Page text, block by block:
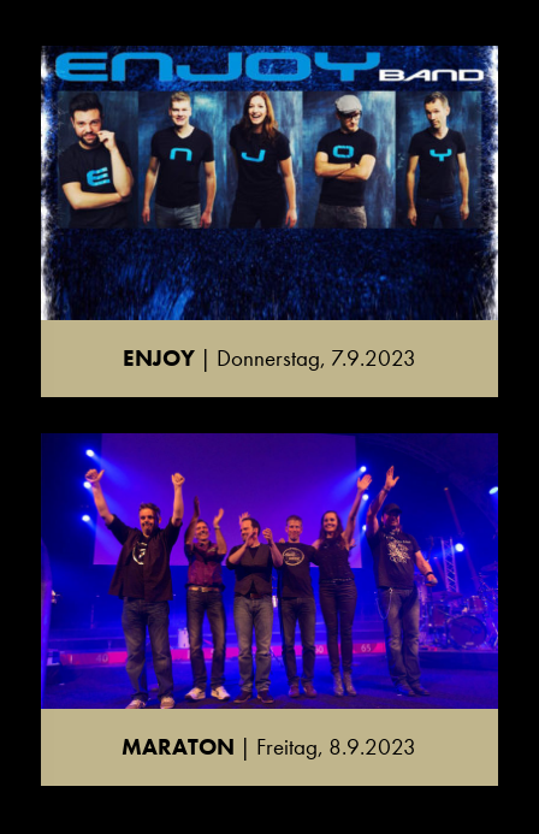
ENJOY| Donnerstag, 7.9.2023
MARATON | Freitag, 8.9.2023